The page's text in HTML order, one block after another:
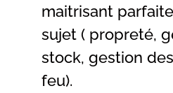
maitrisant
sujet ( propreté,
stock, gestion
feu).